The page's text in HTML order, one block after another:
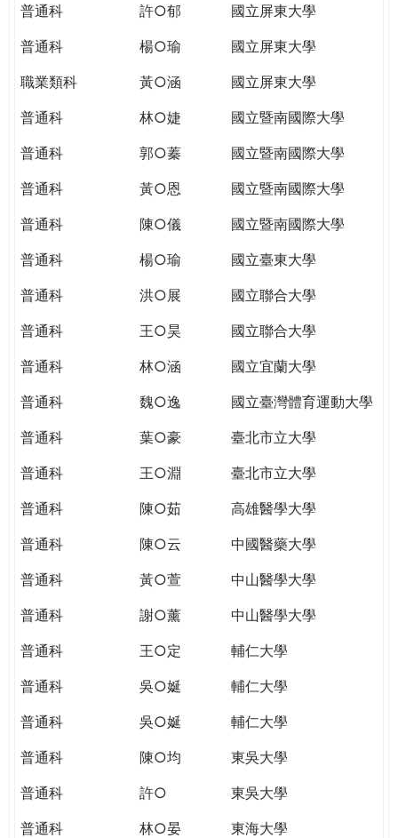
普通科
許○郁
國立屏東大學
普通科
楊○瑜
國立屏東大學
職業類科
黃○涵
國立屏東大學
普通科
林○婕
國立暨南國際大學
普通科
郭○蓁
國立暨南國際大學
普通科
黃○恩
國立暨南國際大學
普通科
陳○儀
國立暨南國際大學
普通科
楊○瑜
國立臺東大學
普通科
洪○展
國立聯合大學
普通科
王○昊
國立聯合大學
普通科
林○涵
國立宜蘭大學
普通科
魏○逸
國立臺灣體育運動大學
普通科
葉○豪
臺北市立大學
普通科
王○淵
臺北市立大學
普通科
陳○茹
高雄醫學大學
普通科
陳○云
中國醫藥大學
普通科
黃○萱
中山醫學大學
普通科
謝○薰
中山醫學大學
普通科
王○定
輔仁大學
普通科
吳○娫
輔仁大學
普通科
吳○娫
輔仁大學
普通科
陳○均
東吳大學
普通科
許○
東吳大學
普通科
林○晏
東海大學